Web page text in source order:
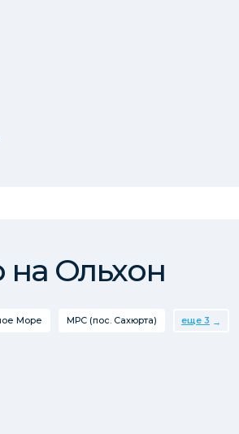
Ольхон
Море МРС (пос. Сахюрта) еще 3